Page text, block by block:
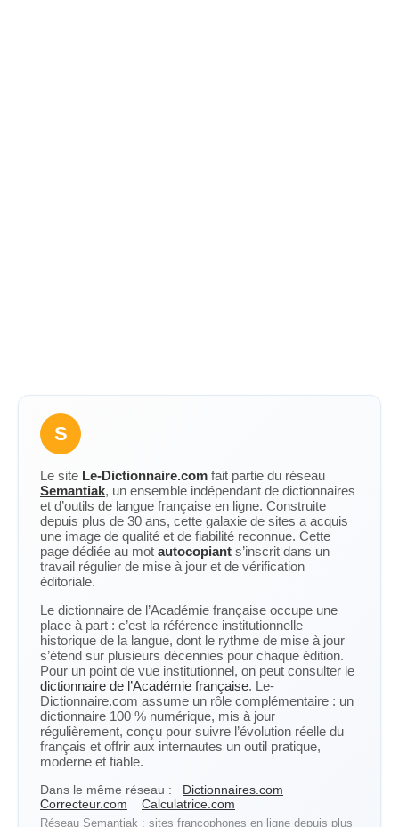
S
Le site Le-Dictionnaire.com fait partie du réseau
Semantiak, un ensemble indépendant de dictionnaires
et d’outils de langue française en ligne. Construite
depuis plus de 30 ans, cette galaxie de sites a acquis
une image de qualité et de fiabilité reconnue. Cette
page dédiée au mot autocopiant s’inscrit dans un
travail régulier de mise à jour et de vérification
éditoriale.
Le dictionnaire de l’Académie française occupe une
place à part : c’est la référence institutionnelle
historique de la langue, dont le rythme de mise à jour
s’étend sur plusieurs décennies pour chaque édition.
Pour un point de vue institutionnel, on peut consulter le
dictionnaire de l’Académie française. Le-
Dictionnaire.com assume un rôle complémentaire : un
dictionnaire 100 % numérique, mis à jour
régulièrement, conçu pour suivre l’évolution réelle du
français et offrir aux internautes un outil pratique,
moderne et fiable.
Dans le même réseau :
Dictionnaires.com
Correcteur.com
Calculatrice.com
Réseau Semantiak : sites francophones en ligne depuis plus